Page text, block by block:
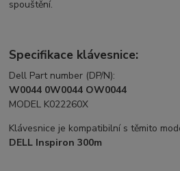
spouštění.
Specifikace klávesnice:
Dell Part number (DP/N):
W0044 0W0044 OW0044
MODEL K022260X
Klávesnice je kompatibilní s těmito
DELL Inspiron 300m